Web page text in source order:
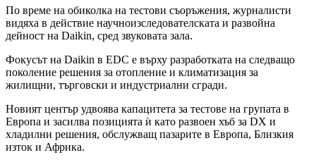
По време на обиколка на тестови съоръжения, журналисти
видяха в действие научноизследователската и развойна
дейност на Daikin, сред звуковата зала.
Фокусът на Daikin в EDC е върху разработката на следващо
поколение решения за отопление и климатизация за
жилищни, търговски и индустриални сгради.
Новият център удвоява капацитета за тестове на групата в
Европа и засилва позицията ѝ като развоен хъб за DX и
хладилни решения, обслужващ пазарите в Европа, Близкия
изток и Африка.